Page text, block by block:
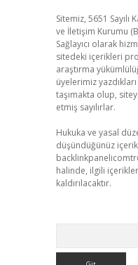
Sitemiz, 5651
ve İletişim Kurumu
Sağlayıcı olarak
sitedeki içerikleri
araştırma
üyelerimiz
taşımakta olup,
etmiş sayılırlar.
Hukuka ve yasal
düşündüğünüz
halinde, ilgili
kaldırılacaktır.